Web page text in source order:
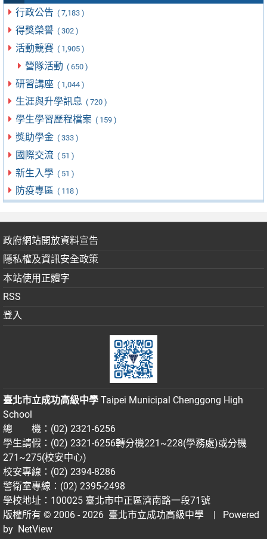
行政公告 ( 7,183 )
得獎榮譽 ( 302 )
活動競賽 ( 1,905 )
營隊活動 ( 650 )
研習講座 ( 1,044 )
生涯與升學訊息 ( 720 )
學生學習歷程檔案 ( 159 )
獎助學金 ( 333 )
國際交流 ( 51 )
新生入學 ( 51 )
防疫專區 ( 118 )
政府網站開放資料宣告
隱私權及資訊安全政策
本站使用正體字
RSS
登入
臺北市立成功高級中學 Taipei Municipal Chenggong High
School
總 機：(02) 2321-6256
學生請假：(02) 2321-6256轉分機221~228(學務處)或分機
271~275(校安中心)
校安專線：(02) 2394-8286
警衛室專線：(02) 2395-2498
學校地址：100025 臺北市中正區濟南路一段71號
版權所有 © 2006 - 2026 臺北市立成功高級中學
| Powered
by NetView